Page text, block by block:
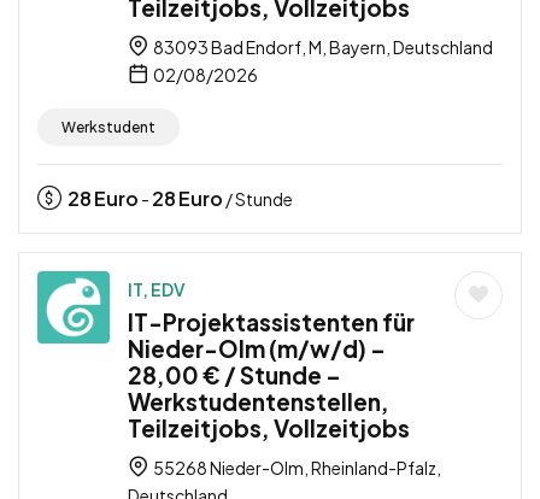
Teilzeitjobs, Vollzeitjobs
83093 Bad Endorf, M, Bayern, Deutschland
02/08/2026
Werkstudent
28Euro - 28Euro / Stunde
IT, EDV
IT-Projektassistenten für
Nieder-Olm (m/w/d) –
28,00 € / Stunde –
Werkstudentenstellen,
Teilzeitjobs, Vollzeitjobs
55268 Nieder-Olm, Rheinland-Pfalz,